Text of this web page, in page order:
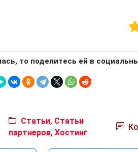
то поделитесь ей в
Статьи, Статьи
партнеров, Хостинг